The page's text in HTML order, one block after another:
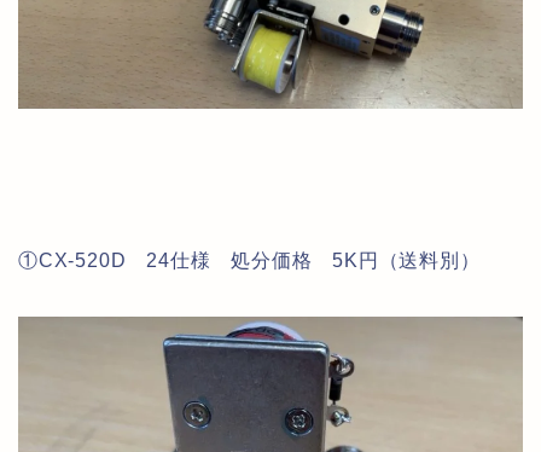
①CX-520D 24仕様 処分価格 5K円（送料別）